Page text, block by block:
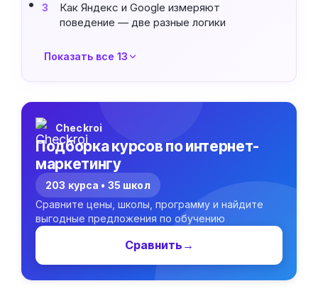
3
Как Яндекс и Google измеряют
поведение — две разные логики
Показать все 13
Checkroi
Подборка курсов по интернет-
маркетингу
203 курса • 35 школ
Сравните цены, школы, программу и найдите
выгодные предложения по обучению
Сравнить →